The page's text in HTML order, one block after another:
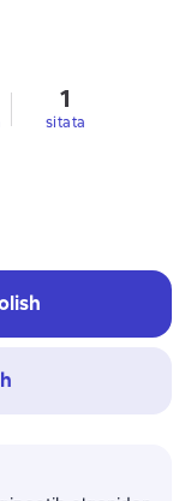
1
sitata